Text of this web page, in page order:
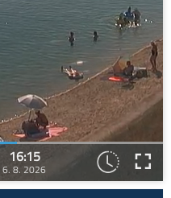
16:15
6. 8. 2026